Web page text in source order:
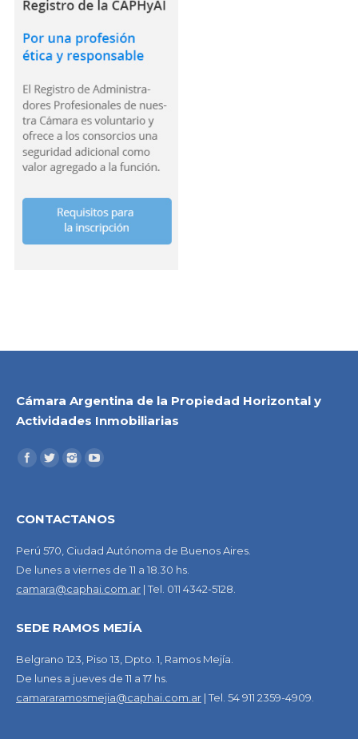
Cámara Argentina de la Propiedad Horizontal y
Actividades Inmobiliarias
CONTACTANOS
Perú 570, Ciudad Autónoma de Buenos Aires.
De lunes a viernes de 11 a 18.30 hs.
camara@caphai.com.ar | Tel. 011 4342-5128.
SEDE RAMOS MEJÍA
Belgrano 123, Piso 13, Dpto. 1, Ramos Mejía.
De lunes a jueves de 11 a 17 hs.
camararamosmejia@caphai.com.ar | Tel. 54 911 2359-4909.